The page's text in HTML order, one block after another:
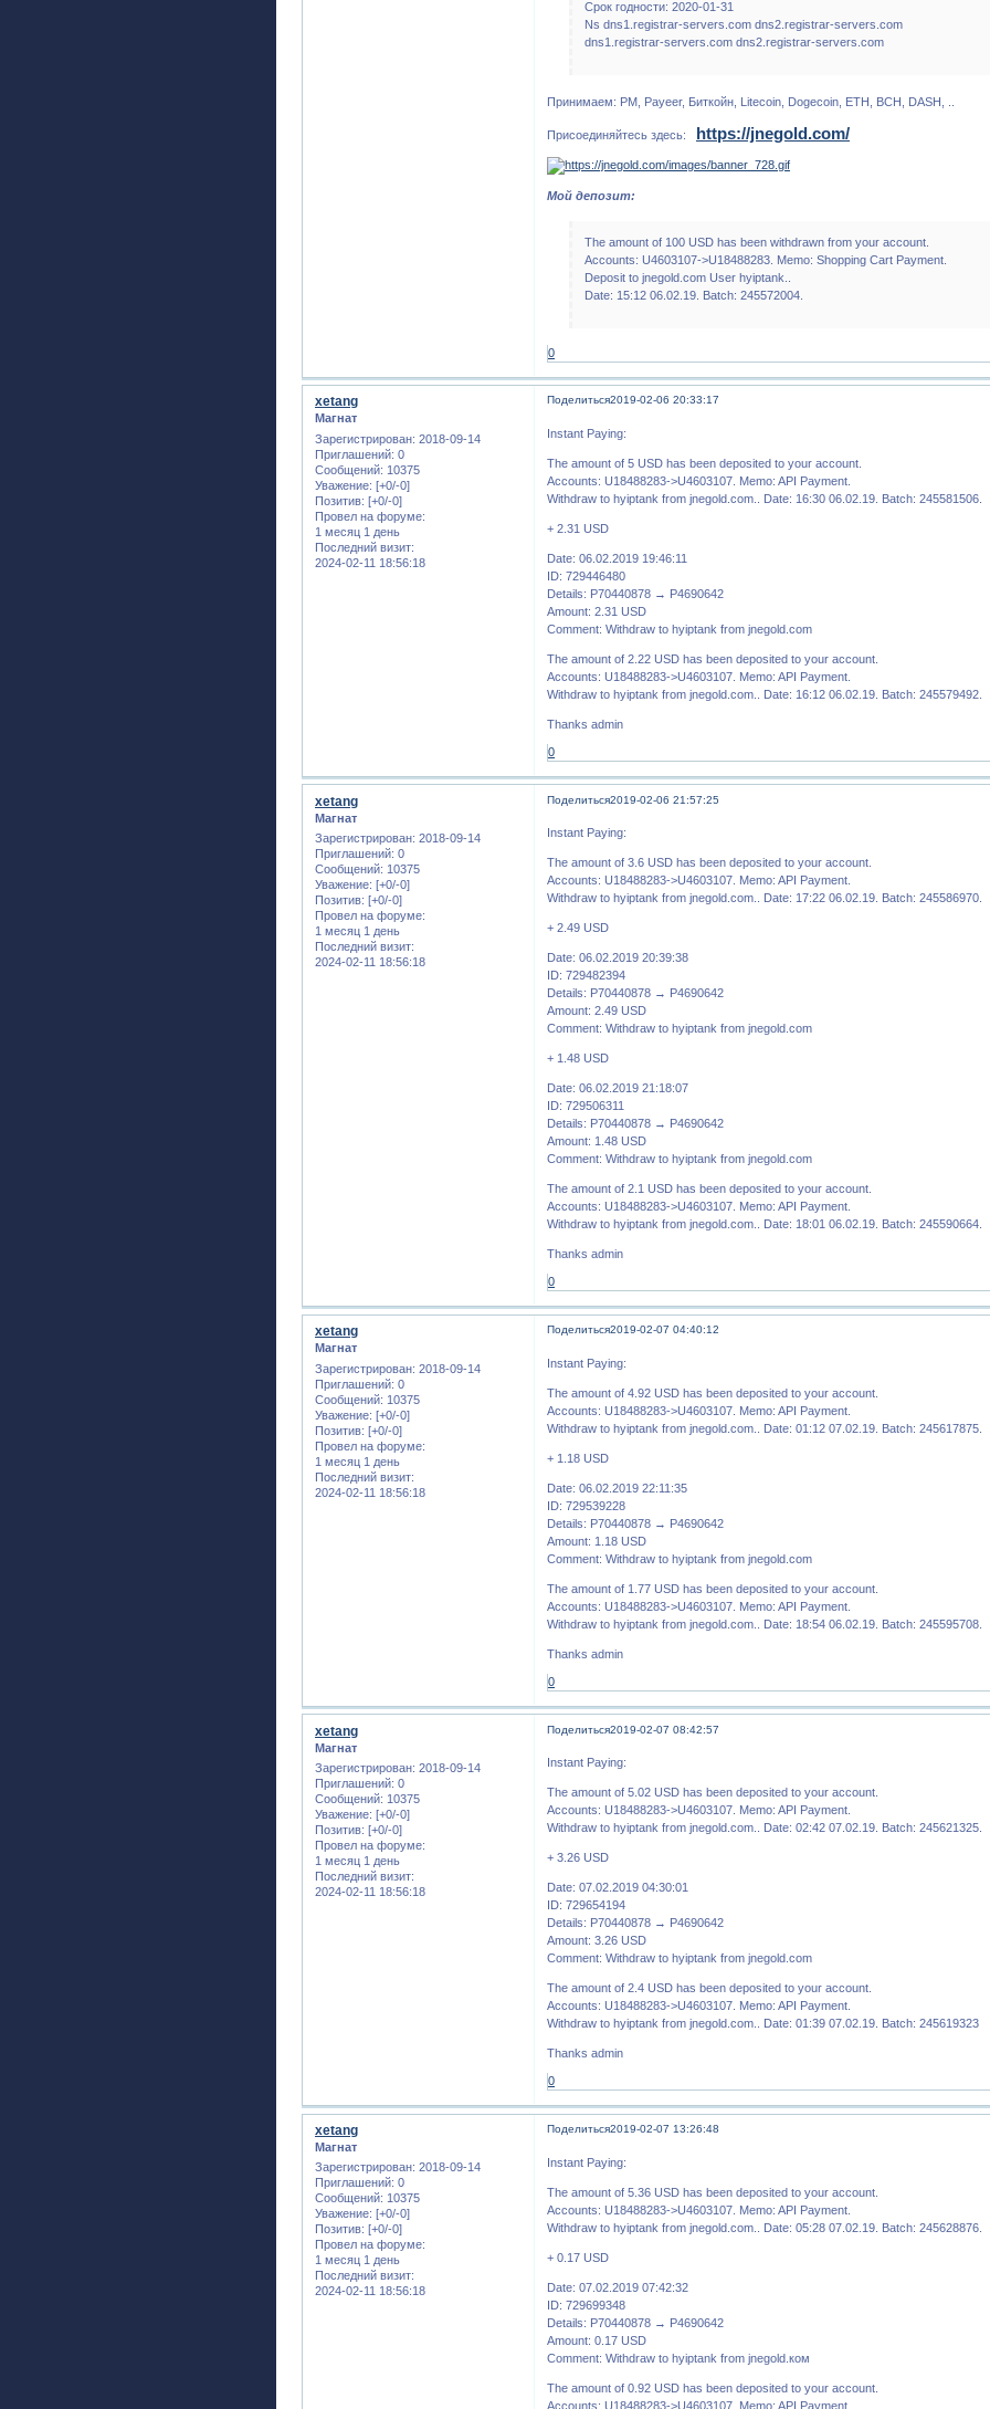
Срок годности: 2020-01-31
Ns dns1.registrar-servers.com dns2.registrar-servers.com
dns1.registrar-servers.com dns2.registrar-servers.com
Принимаем: PM, Payeer, Биткойн, Litecoin, Dogecoin, ETH, BCH, DASH, ..
Присоединяйтесь здесь: https://jnegold.com/
Мой депозит:
The amount of 100 USD has been withdrawn from your account.
Accounts: U4603107->U18488283. Memo: Shopping Cart Payment.
Deposit to jnegold.com User hyiptank..
Date: 15:12 06.02.19. Batch: 245572004.
0
Поделиться2019-02-06 20:33:17
xetang
Магнат
Зарегистрирован: 2018-09-14
Приглашений: 0
Сообщений: 10375
Уважение: [+0/-0]
Позитив: [+0/-0]
Провел на форуме:
1 месяц 1 день
Последний визит:
2024-02-11 18:56:18
Instant Paying:
The amount of 5 USD has been deposited to your account.
Accounts: U18488283->U4603107. Memo: API Payment.
Withdraw to hyiptank from jnegold.com.. Date: 16:30 06.02.19. Batch: 245581506.
+ 2.31 USD
Date: 06.02.2019 19:46:11
ID: 729446480
Details: P70440878 → P4690642
Amount: 2.31 USD
Comment: Withdraw to hyiptank from jnegold.com
The amount of 2.22 USD has been deposited to your account.
Accounts: U18488283->U4603107. Memo: API Payment.
Withdraw to hyiptank from jnegold.com.. Date: 16:12 06.02.19. Batch: 245579492.
Thanks admin
0
Поделиться2019-02-06 21:57:25
xetang
Магнат
Зарегистрирован: 2018-09-14
Приглашений: 0
Сообщений: 10375
Уважение: [+0/-0]
Позитив: [+0/-0]
Провел на форуме:
1 месяц 1 день
Последний визит:
2024-02-11 18:56:18
Instant Paying:
The amount of 3.6 USD has been deposited to your account.
Accounts: U18488283->U4603107. Memo: API Payment.
Withdraw to hyiptank from jnegold.com.. Date: 17:22 06.02.19. Batch: 245586970.
+ 2.49 USD
Date: 06.02.2019 20:39:38
ID: 729482394
Details: P70440878 → P4690642
Amount: 2.49 USD
Comment: Withdraw to hyiptank from jnegold.com
+ 1.48 USD
Date: 06.02.2019 21:18:07
ID: 729506311
Details: P70440878 → P4690642
Amount: 1.48 USD
Comment: Withdraw to hyiptank from jnegold.com
The amount of 2.1 USD has been deposited to your account.
Accounts: U18488283->U4603107. Memo: API Payment.
Withdraw to hyiptank from jnegold.com.. Date: 18:01 06.02.19. Batch: 245590664.
Thanks admin
0
Поделиться2019-02-07 04:40:12
xetang
Магнат
Зарегистрирован: 2018-09-14
Приглашений: 0
Сообщений: 10375
Уважение: [+0/-0]
Позитив: [+0/-0]
Провел на форуме:
1 месяц 1 день
Последний визит:
2024-02-11 18:56:18
Instant Paying:
The amount of 4.92 USD has been deposited to your account.
Accounts: U18488283->U4603107. Memo: API Payment.
Withdraw to hyiptank from jnegold.com.. Date: 01:12 07.02.19. Batch: 245617875.
+ 1.18 USD
Date: 06.02.2019 22:11:35
ID: 729539228
Details: P70440878 → P4690642
Amount: 1.18 USD
Comment: Withdraw to hyiptank from jnegold.com
The amount of 1.77 USD has been deposited to your account.
Accounts: U18488283->U4603107. Memo: API Payment.
Withdraw to hyiptank from jnegold.com.. Date: 18:54 06.02.19. Batch: 245595708.
Thanks admin
0
Поделиться2019-02-07 08:42:57
xetang
Магнат
Зарегистрирован: 2018-09-14
Приглашений: 0
Сообщений: 10375
Уважение: [+0/-0]
Позитив: [+0/-0]
Провел на форуме:
1 месяц 1 день
Последний визит:
2024-02-11 18:56:18
Instant Paying:
The amount of 5.02 USD has been deposited to your account.
Accounts: U18488283->U4603107. Memo: API Payment.
Withdraw to hyiptank from jnegold.com.. Date: 02:42 07.02.19. Batch: 245621325.
+ 3.26 USD
Date: 07.02.2019 04:30:01
ID: 729654194
Details: P70440878 → P4690642
Amount: 3.26 USD
Comment: Withdraw to hyiptank from jnegold.com
The amount of 2.4 USD has been deposited to your account.
Accounts: U18488283->U4603107. Memo: API Payment.
Withdraw to hyiptank from jnegold.com.. Date: 01:39 07.02.19. Batch: 245619323
Thanks admin
0
Поделиться2019-02-07 13:26:48
xetang
Магнат
Зарегистрирован: 2018-09-14
Приглашений: 0
Сообщений: 10375
Уважение: [+0/-0]
Позитив: [+0/-0]
Провел на форуме:
1 месяц 1 день
Последний визит:
2024-02-11 18:56:18
Instant Paying:
The amount of 5.36 USD has been deposited to your account.
Accounts: U18488283->U4603107. Memo: API Payment.
Withdraw to hyiptank from jnegold.com.. Date: 05:28 07.02.19. Batch: 245628876.
+ 0.17 USD
Date: 07.02.2019 07:42:32
ID: 729699348
Details: P70440878 → P4690642
Amount: 0.17 USD
Comment: Withdraw to hyiptank from jnegold.ком
The amount of 0.92 USD has been deposited to your account.
Accounts: U18488283->U4603107. Memo: API Payment.